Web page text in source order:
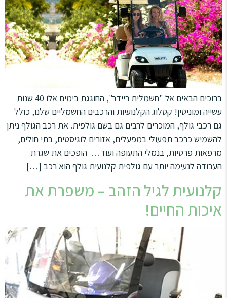
ברוכים הבאים אל "חשמלית ריידר", החוגגת בימים אלו 40 שנות
עשייה ומוניטין! קטלוג הקלנועיות והרכבים החשמליים שלנו, כולל
גם רכבי גולף, המוכרים לרבים גם בשם גולפית. את רכב הגולף ניתן
להשמיש כרכב תפעולי במפעלים, אזורים לוגיסטים, בתי חולים,
מרפאות פרטיות, בנמלי התעופה ועוד… הופכים את שגרת
העבודה לנעימה יותר עם גולפית קלנועית גולף הוא רכב […]
קלנועית לגיל הזהב – משפרת את
איכות החיים!